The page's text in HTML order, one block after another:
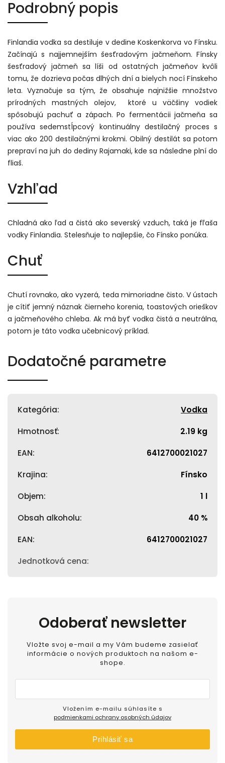
Podrobný popis
Finlandia vodka sa destiluje v dedine Koskenkorva vo Fínsku.
Začínajú s najjemnejším šesťradovým jačmeňom. Fínsky
šesťradový jačmeň sa líši od ostatných jačmeňov kvôli
tomu, že dozrieva počas dlhých dní a bielych nocí Fínskeho
leta. Vyznačuje sa tým, že obsahuje najnižšie množstvo
prírodných mastných olejov, ktoré u väčšiny vodiek
spôsobujú pachuť a zápach. Po fermentácii jačmeňa sa
používa sedemstĺpcový kontinuálny destilačný proces s
viac ako 200 destilačnými krokmi. Obilný destilát sa potom
prepraví na juh do dediny Rajamaki, kde sa následne plní do
fliaš.
Vzhľad
Chladná ako ľad a čistá ako severský vzduch, taká je fľaša
vodky Finlandia. Stelesňuje to najlepšie, čo Fínsko ponúka.
Chuť
Chutí rovnako, ako vyzerá, teda mimoriadne čisto. V ústach
je cítiť jemný náznak čierneho korenia, toastových orieškov
a jačmeňového chleba. Ak má byť vodka čistá a neutrálna,
potom je táto vodka učebnicový príklad.
Dodatočné parametre
Kategória: Vodka
Hmotnosť: 2.19 kg
EAN: 6412700021027
Krajina: Fínsko
Objem: 1 l
Obsah alkoholu: 40 %
EAN: 6412700021027
Jednotková cena:
Odoberať newsletter
Vložte svoj e-mail a my Vám budeme zasielať
informácie o nových produktoch na našom e-
shope.
podmienkami ochrany osobných údajov
Prihlásiť sa